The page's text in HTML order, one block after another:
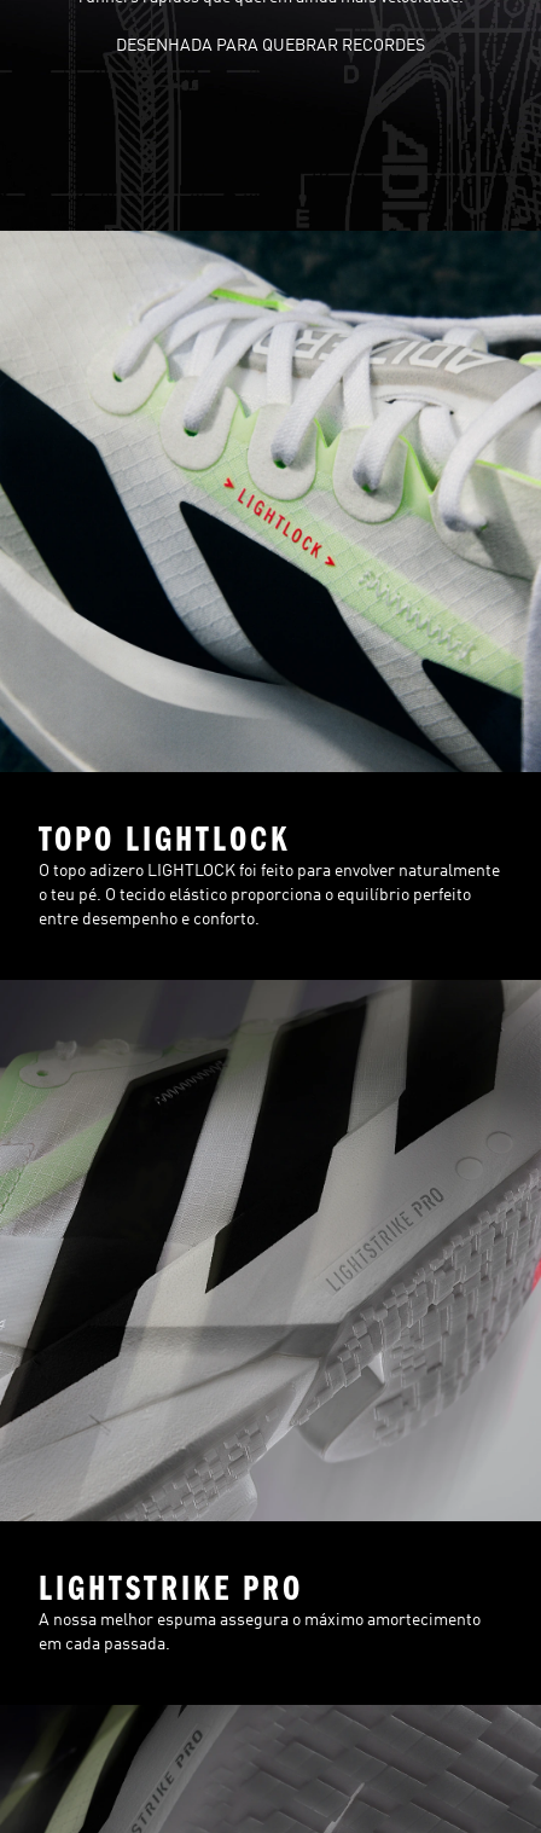
DESENHADA PARA QUEBRAR RECORDES
TOPO LIGHTLOCK
O topo adizero LIGHTLOCK foi feito para envolver naturalmente
o teu pé. O tecido elástico proporciona o equilíbrio perfeito
entre desempenho e conforto.
LIGHTSTRIKE PRO
A nossa melhor espuma assegura o máximo amortecimento
em cada passada.